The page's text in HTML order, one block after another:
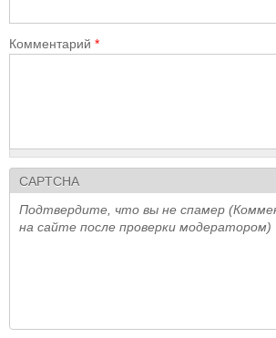
Комментарий *
CAPTCHA
Подтвердите, что вы не спамер
на сайте после проверки модератором)